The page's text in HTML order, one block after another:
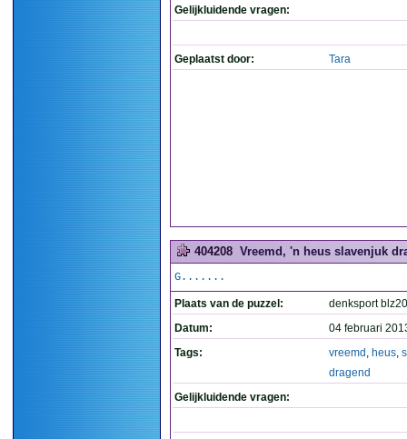
Gelijkluidende vragen:
Geplaatst door: Tara
404208 Vreemd, 'n heus slavenjuk
G.......
Plaats van de puzzel:
denksport blz20
Datum:
04 februari
Tags:
vreemd , heus,
dragend
Gelijkluidende vragen: